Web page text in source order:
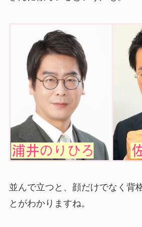
並んで立つと、顔だけでなく背
とがわかりますね。